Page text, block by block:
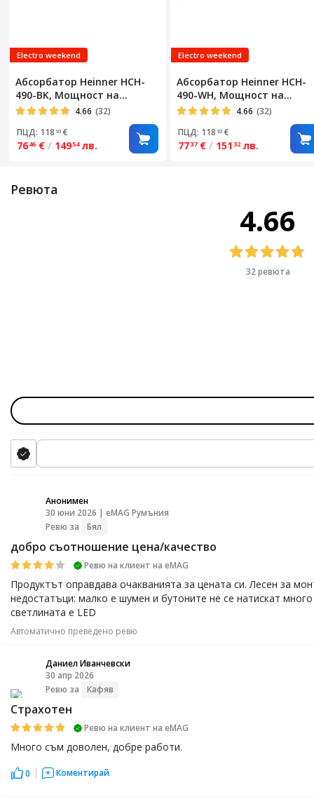
Дълбочина
Диаметър на вентилатора
Electro weekend
Абсорбатор Heinner HCH-
490-BK, Мощност на
абсорбция 304.5 m3/h, 2
мотора, LED осветление, 3
степени на скорост, 90 см,
Черен
4.66 (32)
ПЦД: 118 10 €
7646 € / 14954 лв.
Electro weekend
Абсорбатор Heinner HCH-
490-WH, Мощност на
абсорбция 304.5 m3/h, 2
мотора, LED осветление, 3
степени на скорост, 90 см,
Бял
4.66 (32)
ПЦД: 118 10 €
7737 € / 15132 лв.
Ревюта
4.66
32 ревюта
Анонимен
30 юни 2026 | eMAG Румъния
Ревю за
Бял
добро съотношение цена/качество
Ревю на клиент на еМАG
Продуктът оправдава очакванията за цената си. Лесен за
недостатъци: малко е шумен и бутоните не се натискат
светлината е LED
Автоматично преведено ревю
ДИ
Даниел Иванчевски
30 апр 2026
Ревю за
Кафяв
Страхотен
Ревю на клиент на еМАG
Много съм доволен, добре работи.
0 Коментирай